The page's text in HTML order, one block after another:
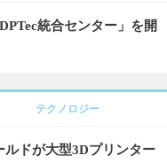
統合センター」を開
テクノロジー
ルドが大型3Dプリンター